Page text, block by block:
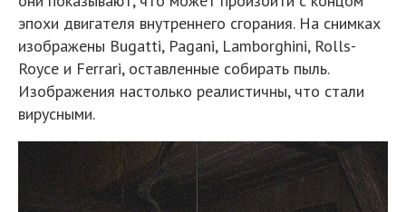
эпохи двигателя внутреннего сгорания. На снимках
изображены Bugatti, Pagani, Lamborghini, Rolls-
Royce и Ferrari, оставленные собирать пыль.
Изображения настолько реалистичны, что стали
вирусными.